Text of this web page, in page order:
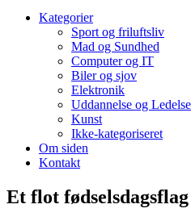
Kategorier
Sport og friluftsliv
Mad og Sundhed
Computer og IT
Biler og sjov
Elektronik
Uddannelse og Ledelse
Kunst
Ikke-kategoriseret
Om siden
Kontakt
Et flot